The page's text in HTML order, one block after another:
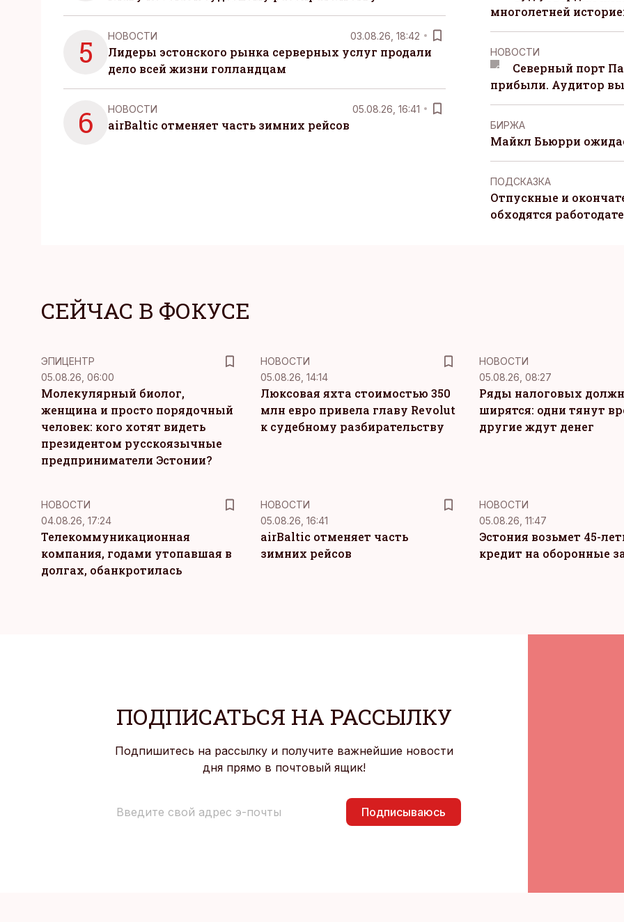
5 НОВОСТИ 03.08.26, 18:42
Лидеры эстонского рынка серверных услуг продали
дело всей жизни голландцам
6 НОВОСТИ 05.08.26, 16:41
airBaltic отменяет часть зимних рейсов
многолетней
НОВОСТИ
Северный порт
прибыли. Аудитор
БИРЖА
Майкл Бьюрри
ПОДСКАЗКА
Отпускные и
обходятся
СЕЙЧАС В ФОКУСЕ
ЭПИЦЕНТР
05.08.26, 06:00
Молекулярный биолог,
женщина и просто порядочный
человек: кого хотят видеть
президентом русскоязычные
предприниматели Эстонии?
НОВОСТИ
05.08.26, 14:14
Люксовая яхта стоимостью 350
млн евро привела главу Revolut
к судебному разбирательству
НОВОСТИ
05.08.26, 08:27
Ряды налоговых
ширятся: одни тянут
другие ждут денег
НОВОСТИ
04.08.26, 17:24
Телекоммуникационная
компания, годами утопавшая в
долгах, обанкротилась
НОВОСТИ
05.08.26, 16:41
airBaltic отменяет часть
зимних рейсов
НОВОСТИ
05.08.26, 11:47
Эстония возьмет 45-
кредит на оборонные
ПОДПИСАТЬСЯ НА РАССЫЛКУ
Подпишитесь на рассылку и получите важнейшие новости
дня прямо в почтовый ящик!
Подписываюсь